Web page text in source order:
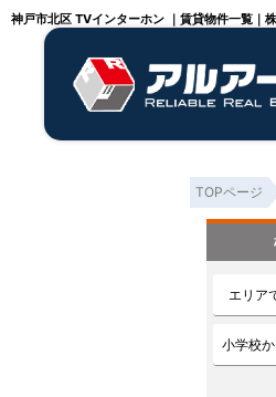
神戸市北区 TVインターホン ｜賃貸物件一覧｜
TOPページ
エリア
小学校